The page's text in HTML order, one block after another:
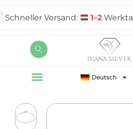
Deutsch
Versand: 1–2 Werktage